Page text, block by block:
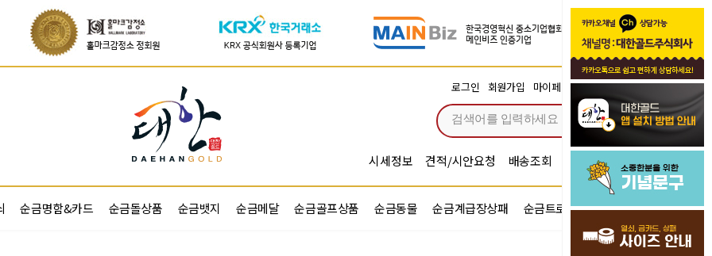
로그인 회원가입 마이페이지 주문조회 장바구니 0
시세정보 견적/시안요청 배송조회 시안확인 기념문구예문
순금명함&카드 순금돌상품 순금뱃지 순금메달 순금골프상품 순금동물 순금계급장상패 순금트로피 순금기업반지